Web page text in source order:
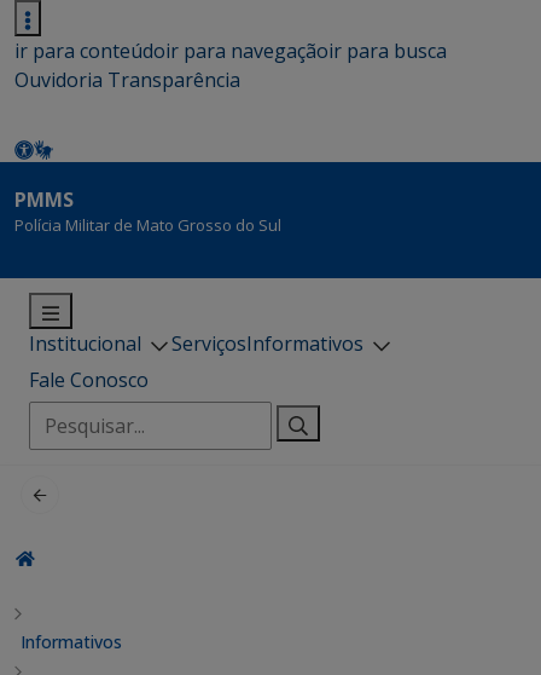
ir para conteúdoir para navegaçãoir para busca
Ouvidoria Transparência
PMMS
Polícia Militar de Mato Grosso do Sul
Institucional ServiçosInformativos
Fale Conosco
Pesquisar
por:
Informativos